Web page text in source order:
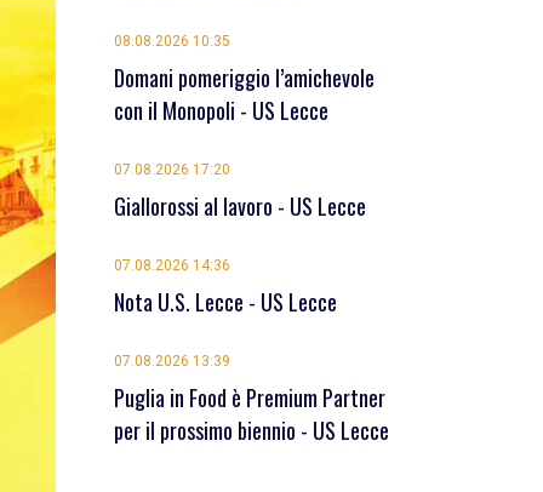
08.08.2026 10:35
Domani pomeriggio l’amichevole
con il Monopoli - US Lecce
07.08.2026 17:20
Giallorossi al lavoro - US Lecce
07.08.2026 14:36
Nota U.S. Lecce - US Lecce
07.08.2026 13:39
Puglia in Food è Premium Partner
per il prossimo biennio - US Lecce